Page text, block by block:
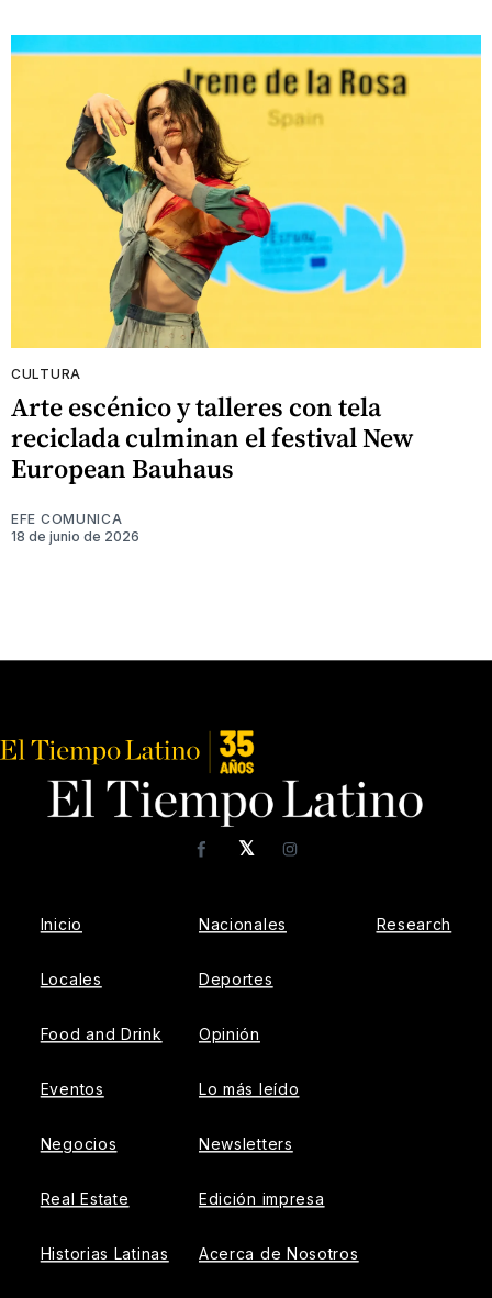
CULTURA
Arte escénico y talleres con tela
reciclada culminan el festival New
European Bauhaus
EFE COMUNICA
18 de junio de 2026
𝕏
FacebookInstagram
Inicio
Locales
Food and Drink
Eventos
Negocios
Real Estate
Historias Latinas
Nacionales
Deportes
Opinión
Lo más leído
Newsletters
Edición impresa
Acerca de Nosotros
Research